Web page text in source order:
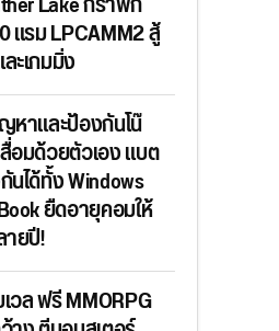
แรม LPCAMM2 สู้
ะเกมมิ่ง
าและป้องกันโน๊
อมด้วยตัวเอง แบต
นได้ทั้ง Windows
ยืดอายุคอมให้
ายปี!
เวล ฟรี MMORPG